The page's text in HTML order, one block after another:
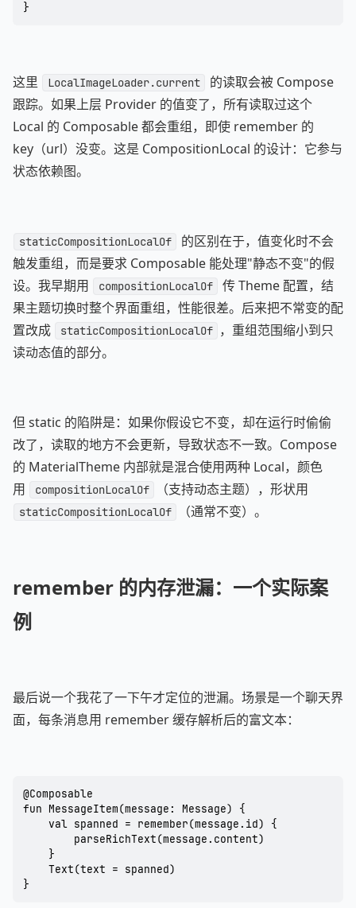
}
这里 LocalImageLoader.current
的读取会被 Compose
跟踪。如果上层 Provider 的值变了，所有读取过这个
Local 的 Composable 都会重组，即使 remember 的
key（url）没变。这是 CompositionLocal 的设计：它参与
状态依赖图。
staticCompositionLocalOf
的区别在于，值变化时不会
触发重组，而是要求 Composable 能处理"静态不变"的假
设。我早期用
compositionLocalOf
传 Theme 配置，结
果主题切换时整个界面重组，性能很差。后来把不常变的配
置改成
staticCompositionLocalOf ，重组范围缩小到只
读动态值的部分。
但 static 的陷阱是：如果你假设它不变，却在运行时偷偷
改了，读取的地方不会更新，导致状态不一致。Compose
的 MaterialTheme 内部就是混合使用两种 Local，颜色
用
compositionLocalOf （支持动态主题），形状用
staticCompositionLocalOf （通常不变）。
remember 的内存泄漏：一个实际案
例
最后说一个我花了一下午才定位的泄漏。场景是一个聊天界
面，每条消息用 remember 缓存解析后的富文本：
@Composable
fun MessageItem(message: Message) {
    val spanned = remember(message.id) {
        parseRichText(message.content)
    }
    Text(text = spanned)
}